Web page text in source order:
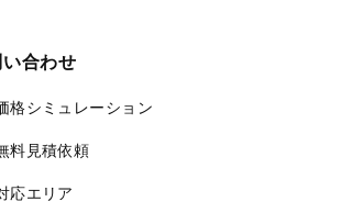
合わせ
格シミュレーション
料見積依頼
応エリア